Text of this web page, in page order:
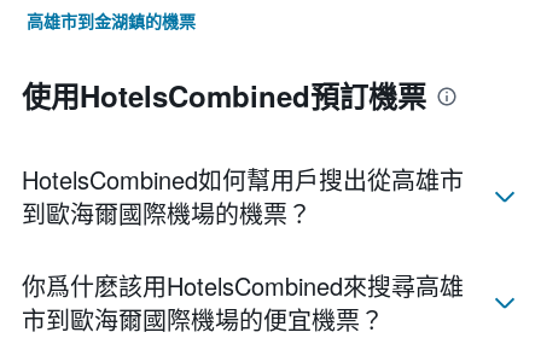
高雄市到金湖鎮的機票
使用HotelsCombined預訂機票
HotelsCombined如何幫用戶搜出從高雄市
到歐海爾國際機場的機票？
你爲什麽該用HotelsCombined來搜尋高雄
市​到歐海爾國際機場的便宜機票？